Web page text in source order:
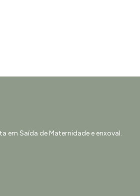
em Saída de Maternidade e enxoval.